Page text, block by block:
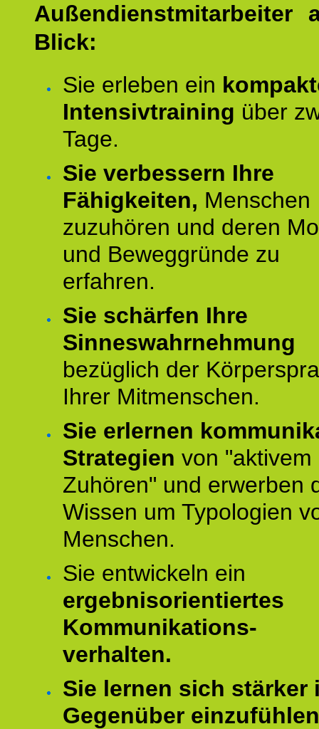
Außendienstmitarbeiter
Blick:
Sie erleben ein
Intensivtraining über
Tage.
Sie verbessern Ihre
Fähigkeiten, Menschen
zuzuhören und deren
und Beweggründe zu
erfahren.
Sie schärfen Ihre
Sinneswahrnehmung
bezüglich der
Ihrer Mitmenschen.
Sie erlernen
Strategien von "aktivem
Zuhören" und erwerben
Wissen um Typologien
Menschen.
Sie entwickeln ein
ergebnisorientiertes
Kommunikations-
verhalten.
Sie lernen sich stärker
Gegenüber einzufühlen